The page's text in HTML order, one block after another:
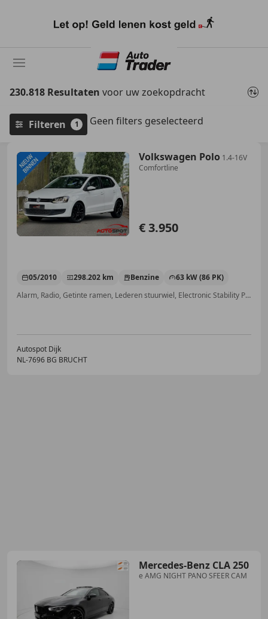
naar
230.818 Resultaten voor uw zoekopdracht
Filteren 1 Geen filters geselecteerd
Volkswagen Polo 1.4-16V
Comfortline
€ 3.950
05/2010 298.202 km Benzine
63 kW (86 PK)
Alarm, Radio, Getinte ramen, Lederen stuurwiel, Electronic Stability Program, Automatische klimaatregeling, Bluetooth, Navigatiesysteem
Autospot Dijk
NL-7696 BG BRUCHT
Mercedes-Benz CLA 250
e AMG NIGHT PANO SFEER CAM